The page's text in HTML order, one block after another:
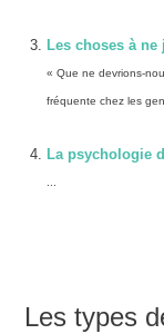
Les choses à
« Que ne devrions-
fréquente chez les
La psychologie
Les types